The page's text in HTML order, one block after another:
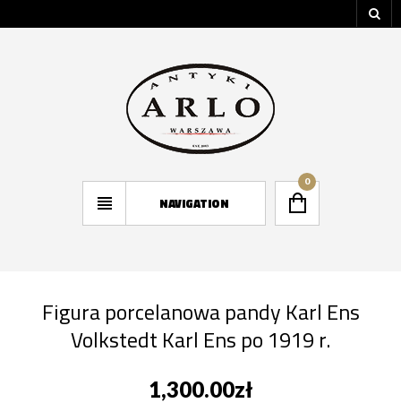
NAVIGATION
0
Figura porcelanowa pandy Karl Ens
Volkstedt Karl Ens po 1919 r.
1,300.00zł